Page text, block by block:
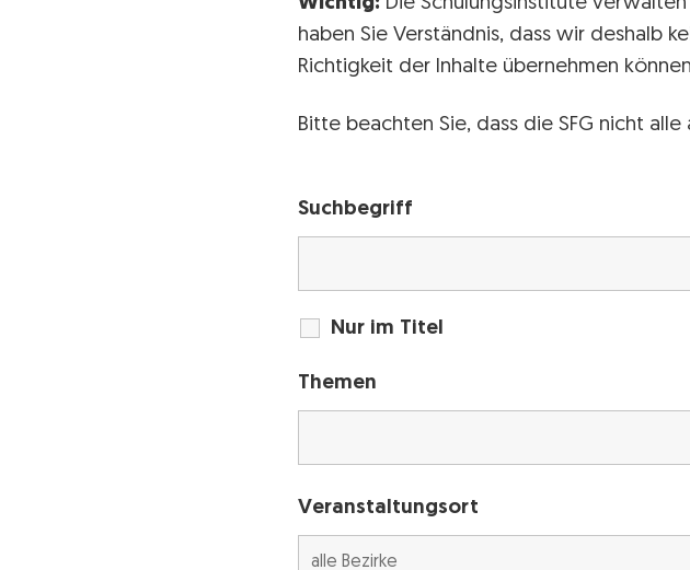
haben Sie Verständnis, dass wir deshalb
Richtigkeit der Inhalte übernehmen
Bitte beachten Sie, dass die SFG nicht
Suchbegriff
Nur im Titel
Themen
Veranstaltungsort